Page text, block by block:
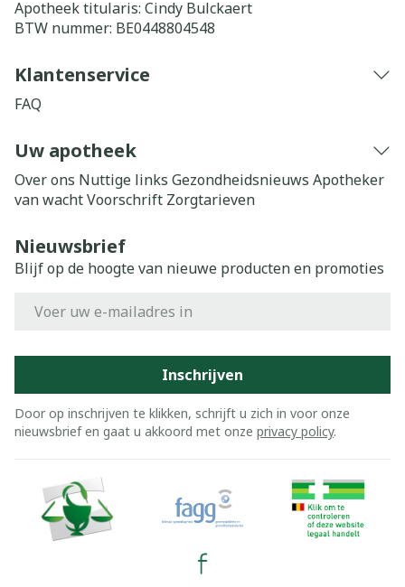
Apotheek titularis: Cindy Bulckaert
BTW nummer: BE0448804548
Klantenservice
FAQ
Uw apotheek
Over ons Nuttige links Gezondheidsnieuws Apotheker
van wachtVoorschrift Zorgtarieven
Nieuwsbrief
Blijf op de hoogte van nieuwe producten en promoties
Inschrijven
Door op inschrijven te klikken, schrijft u zich in voor onze
nieuwsbrief en gaat u akkoord met onze privacy policy.